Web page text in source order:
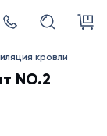
кровли
NO.2